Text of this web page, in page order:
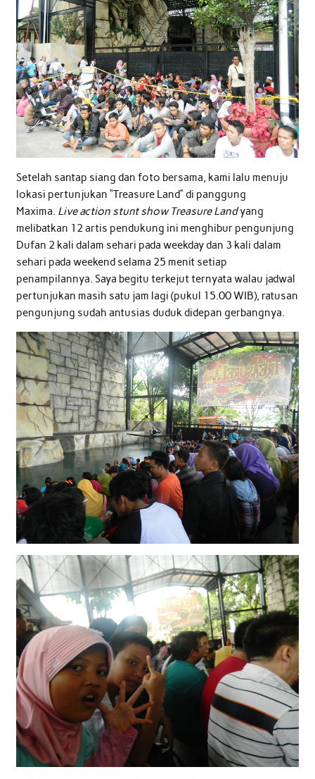
Setelah santap siang dan foto bersama, kami lalu menuju
lokasi pertunjukan “Treasure Land” di panggung
Maxima. Live action stunt show Treasure Landyang
melibatkan 12 artis pendukung ini menghibur pengunjung
Dufan 2 kali dalam sehari pada weekday dan 3 kali dalam
sehari pada weekend selama 25 menit setiap
penampilannya. Saya begitu terkejut ternyata walau jadwal
pertunjukan masih satu jam lagi (pukul 15.00 WIB), ratusan
pengunjung sudah antusias duduk didepan gerbangnya.